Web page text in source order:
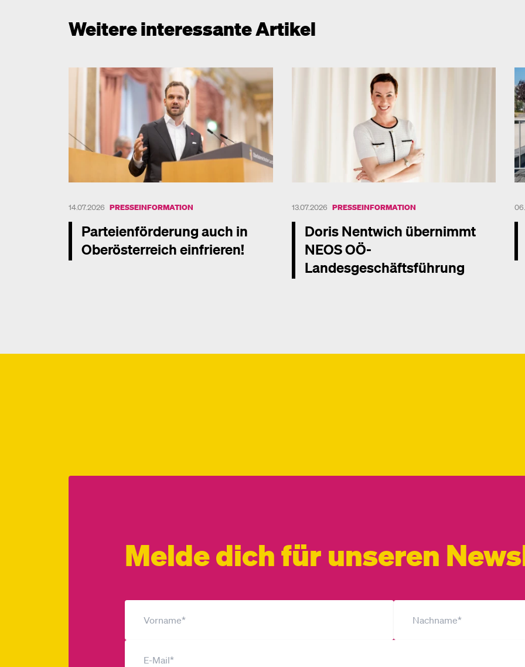
Weitere interessante Artikel
14.07.2026 PRESSEINFORMATION
Parteienförderung auch in
Oberösterreich einfrieren!
13.07.2026 PRESSEINFORMATION
Doris Nentwich übernimmt
NEOS OÖ-
Landesgeschäftsführung
Melde dich für unseren